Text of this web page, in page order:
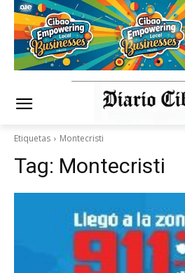
Etiquetas Montecristi
Tag: Montecristi